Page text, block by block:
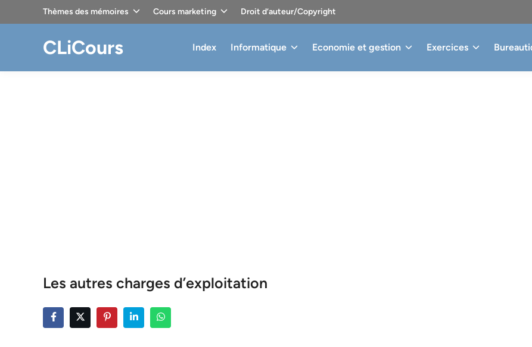
Thèmes des mémoires Cours marketing Droit d’auteur/Copyright
CLiCours Index Informatique Economie et gestion Exercices
Les autres charges d’exploitation